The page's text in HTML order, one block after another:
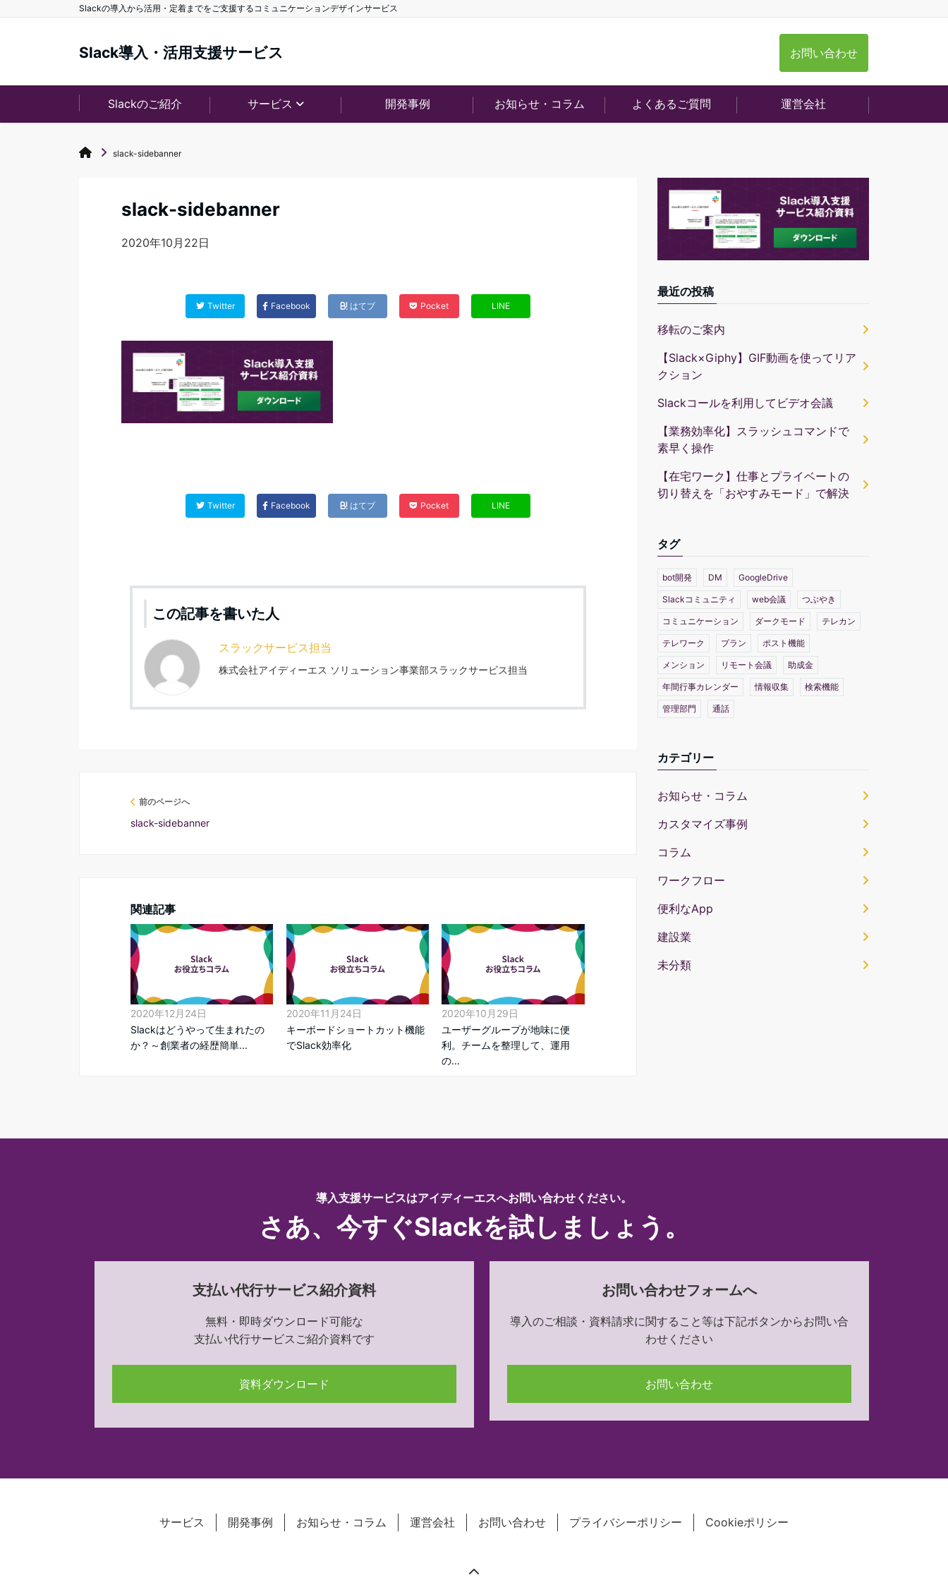
Slackの導入から活用・定着までをご支援するコミュニケーションデザインサービス
Slack導入・活用支援サービス お問い合わせ
Slackのご紹介 サービス 開発事例 お知らせ・コラム よくあるご質問 運営会社
slack-sidebanner
slack-sidebanner
2020年10月22日
Twitter Facebook はてブ Pocket LINE
Twitter Facebook はてブ Pocket LINE
この記事を書いた人
スラックサービス担当
株式会社アイディーエス ソリューション事業部スラックサービス担当
前のページへ
slack-sidebanner
関連記事
2020年12月24日
Slackはどうやって生まれたの
か？～創業者の経歴簡単...
2020年11月24日
キーボードショートカット機能
でSlack効率化
2020年10月29日
ユーザーグループが地味に便
利。チームを整理して、運用
の...
最近の投稿
移転のご案内
【Slack×Giphy】GIF動画を使ってリア
クション
Slackコールを利用してビデオ会議
【業務効率化】スラッシュコマンドで
素早く操作
【在宅ワーク】仕事とプライベートの
切り替えを「おやすみモード」で解決
タグ
bot開発 DM GoogleDrive
Slackコミュニティ web会議 つぶやき
コミュニケーション ダークモード テレカン
テレワーク プラン ポスト機能
メンション リモート会議 助成金
年間行事カレンダー 情報収集 検索機能
管理部門 通話
カテゴリー
お知らせ・コラム
カスタマイズ事例
コラム
ワークフロー
便利なApp
建設業
未分類
導入支援サービスはアイディーエスへお問い合わせください。
さあ、今すぐSlackを試しましょう。
支払い代行サービス紹介資料
無料・即時ダウンロード可能な
支払い代行サービスご紹介資料です
資料ダウンロード
お問い合わせフォームへ
導入のご相談・資料請求に関すること等は下記ボタンからお問い合
わせください
お問い合わせ
サービス 開発事例 お知らせ・コラム 運営会社 お問い合わせ プライバシーポリシー Cookieポリシー